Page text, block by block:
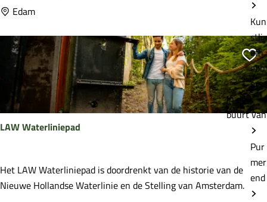
Kun
stli
efh
ebb
ers
In de
buurt van
Pur
mer
end
a
e
i
e
u
t
Edam
LAW Waterliniepad
L
A
Het LAW Waterliniepad is doordrenkt van de historie van de
Nieuwe Hollandse Waterlinie en de Stelling van Amsterdam.